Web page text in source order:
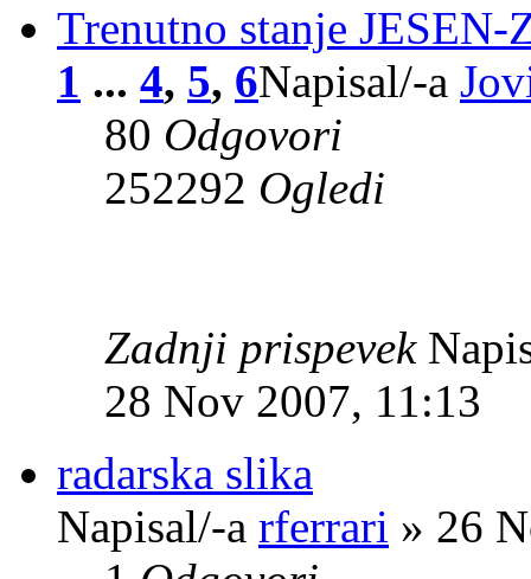
Trenutno stanje
1 ... 4, 5, 6Napisal/-a
80 Odgovori
252292 Ogledi
Zadnji prispevek
28 Nov 2007, 11:13
radarska slika
Napisal/-a rferrari » 26